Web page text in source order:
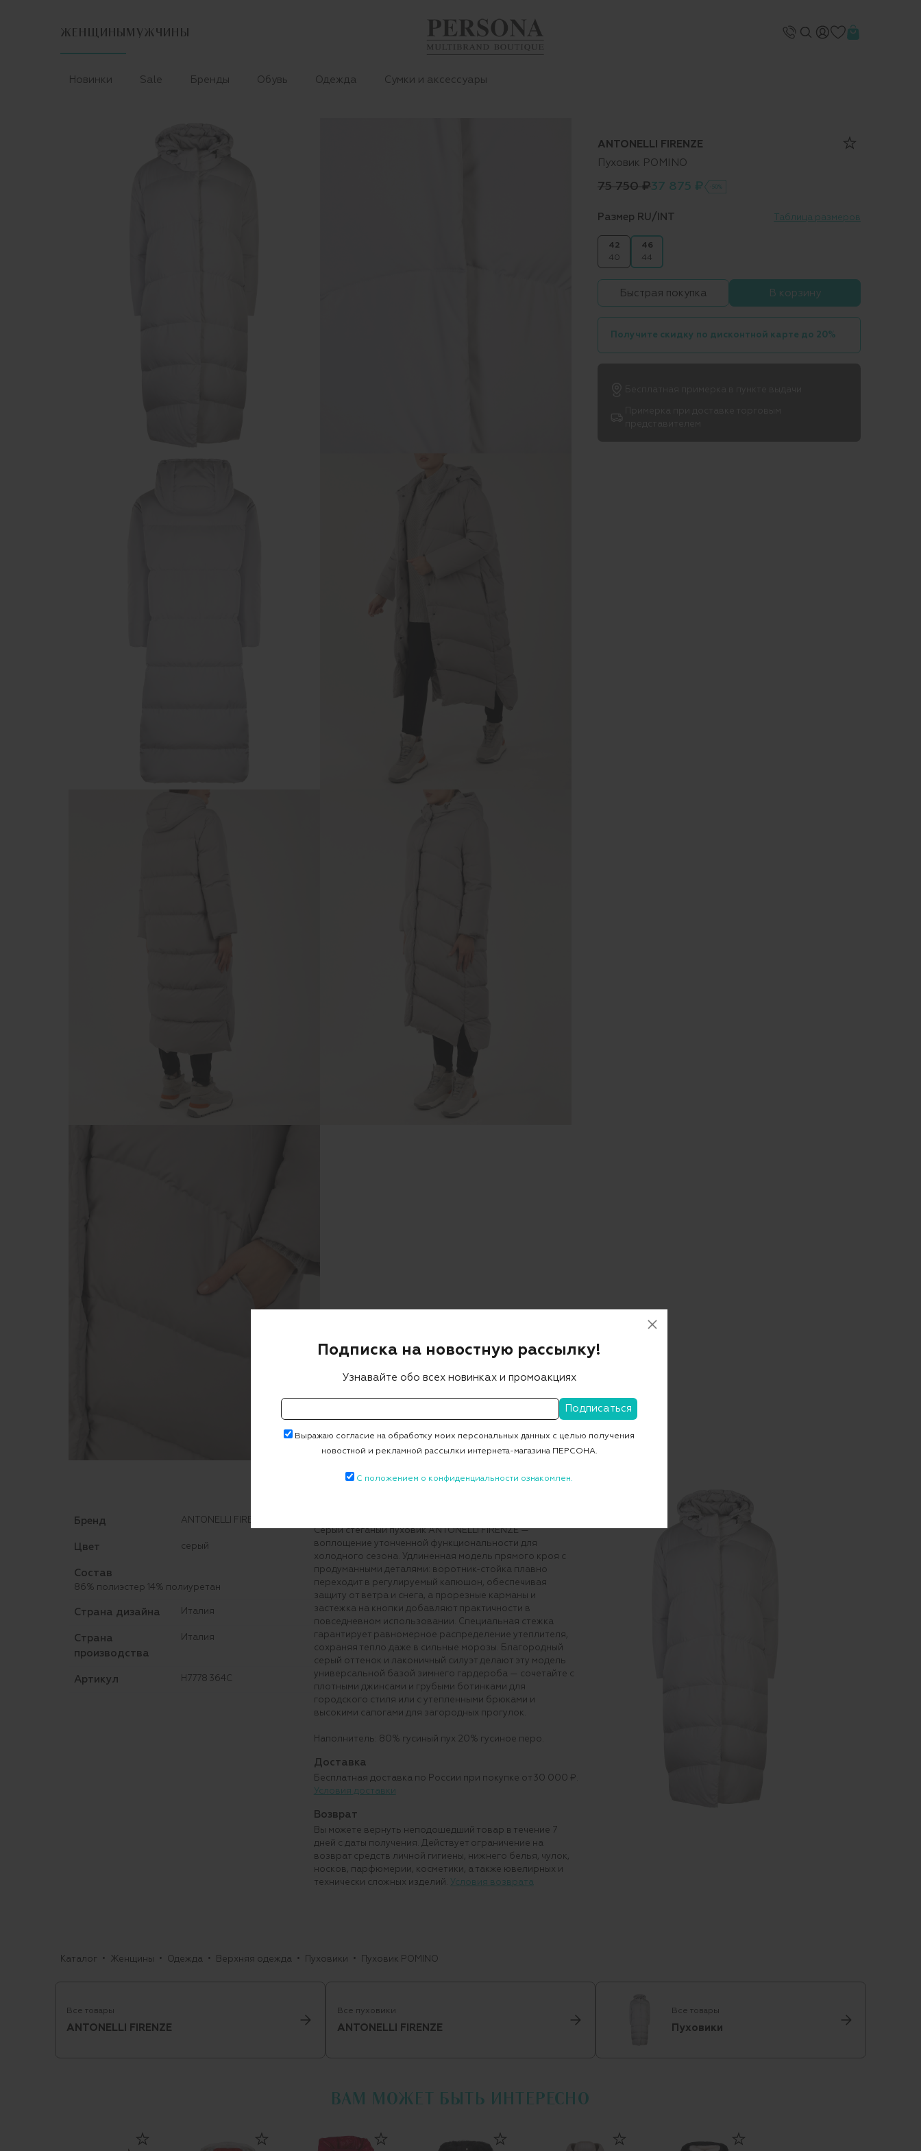
ЖЕНЩИНЫ МУЖЧИНЫ
Новинки Sale Бренды Обувь Одежда Сумки и аксессуары
ANTONELLI FIRENZE
Пуховик POMINO
75 750 ₽37 875 ₽ -50%
Размер RU/INT Таблица размеров
42
40
46
44
Быстрая покупка В корзину
Получите скидку по дисконтной карте до 20%
Бренд ANTONELLI FIRENZE
Цвет серый
Состав
86% полиэстер 14% полиуретан
Страна дизайна Италия
Страна
производства
Италия
Артикул H7778 364C
Серый стеганый пуховик ANTONELLI FIRENZE —
воплощение утонченной функциональности для
холодного сезона. Удлиненная модель прямого кроя с
продуманными деталями: воротник-стойка плавно
переходит в регулируемый капюшон, обеспечивая
защиту от ветра и снега, а прорезные карманы и
застежка на кнопки добавляют практичности в
повседневном использовании. Специальная стежка
гарантирует равномерное распределение утеплителя,
сохраняя тепло даже в сильные морозы. Благородный
серый оттенок и лаконичный силуэт делают эту модель
универсальной базой зимнего гардероба — сочетайте с
плотными джинсами и грубыми ботинками для
городского стиля или с утепленными брюками и
высокими сапогами для загородных прогулок.
Наполнитель: 80% гусиный пух 20% гусиное перо.
Доставка
Бесплатная доставка по России при покупке от 30 000 ₽.
Условия доставки
Возврат
Вы можете вернуть неподошедший товар в течение 7
дней с даты получения. Действует ограничение на
возврат средств личной гигиены, нижнего белья, чулок,
носков, парфюмерии, косметики, а также ювелирных и
технически сложных изделий. Условия возврата
Каталог Женщины Одежда Верхняя одежда Пуховики Пуховик POMINO
Все товары
ANTONELLI FIRENZE
Все пуховики
ANTONELLI FIRENZE
Все товары
Пуховики
ВАМ МОЖЕТ БЫТЬ ИНТЕРЕСНО
Подписка на новостную рассылку!
Узнавайте обо всех новинках и промоакциях
Выражаю согласие на обработку моих персональных данных с целью получения
новостной и рекламной рассылки интернета-магазина ПЕРСОНА.
С положением о конфиденциальности ознакомлен.